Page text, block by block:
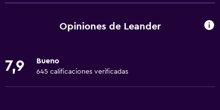
Wifi gratis
Toallas
Opiniones de Leander
7,9 Bueno
645 calificaciones verificadas